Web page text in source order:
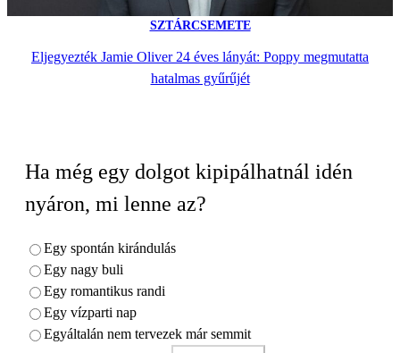
SZTÁRCSEMETE
Eljegyezték Jamie Oliver 24 éves lányát: Poppy megmutatta
hatalmas gyűrűjét
Ha még egy dolgot kipipálhatnál idén
nyáron, mi lenne az?
Egy spontán kirándulás
Egy nagy buli
Egy romantikus randi
Egy vízparti nap
Egyáltalán nem tervezek már semmit